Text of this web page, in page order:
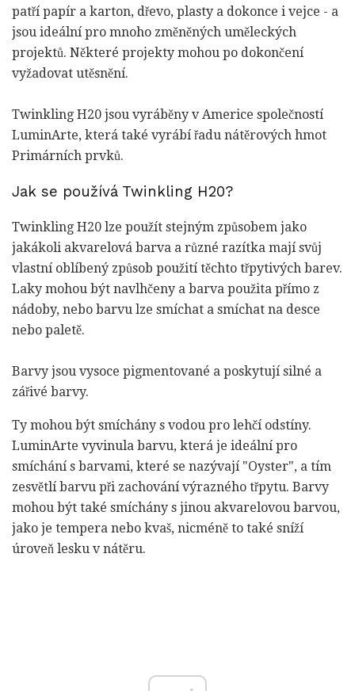
patří papír a karton, dřevo, plasty a dokonce i vejce - a
jsou ideální pro mnoho změněných uměleckých
projektů. Některé projekty mohou po dokončení
vyžadovat utěsnění.
Twinkling H20 jsou vyráběny v Americe společností
LuminArte, která také vyrábí řadu nátěrových hmot
Primárních prvků.
Jak se používá Twinkling H20?
Twinkling H20 lze použít stejným způsobem jako
jakákoli akvarelová barva a různé razítka mají svůj
vlastní oblíbený způsob použití těchto třpytivých barev.
Laky mohou být navlhčeny a barva použita přímo z
nádoby, nebo barvu lze smíchat a smíchat na desce
nebo paletě.
Barvy jsou vysoce pigmentované a poskytují silné a
zářivé barvy.
Ty mohou být smíchány s vodou pro lehčí odstíny.
LuminArte vyvinula barvu, která je ideální pro
smíchání s barvami, které se nazývají "Oyster", a tím
zesvětlí barvu při zachování výrazného třpytu. Barvy
mohou být také smíchány s jinou akvarelovou barvou,
jako je tempera nebo kvaš, nicméně to také sníží
úroveň lesku v nátěru.